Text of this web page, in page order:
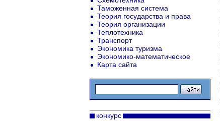
Таможенная система
Теория государства и права
Теория организации
Теплотехника
Транспорт
Экономика туризма
Экономико-математическое
Карта сайта
конкурс